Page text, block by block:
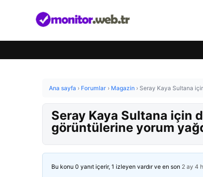
Ana sayfa › Forumlar › Magazin › Seray Kaya Sultana
Seray Kaya Sultana için
görüntülerine yorum
Bu konu 0 yanıt içerir, 1 izleyen vardır ve en son 2 ay 4